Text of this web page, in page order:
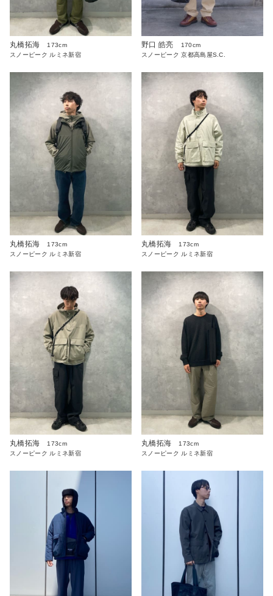
丸橋拓海
173cm
スノーピーク ルミネ新宿
野口 皓亮
170cm
スノーピーク 京都高島屋S.C.
丸橋拓海
173cm
スノーピーク ルミネ新宿
丸橋拓海
173cm
スノーピーク ルミネ新宿
丸橋拓海
173cm
スノーピーク ルミネ新宿
丸橋拓海
173cm
スノーピーク ルミネ新宿